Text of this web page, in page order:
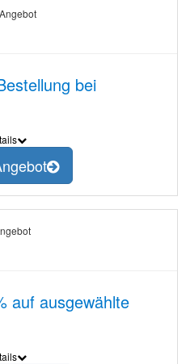
bei
auf ausgewählte